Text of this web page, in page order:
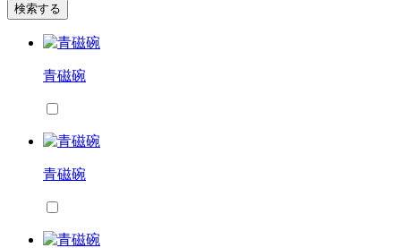
検索する
青磁碗
青磁碗